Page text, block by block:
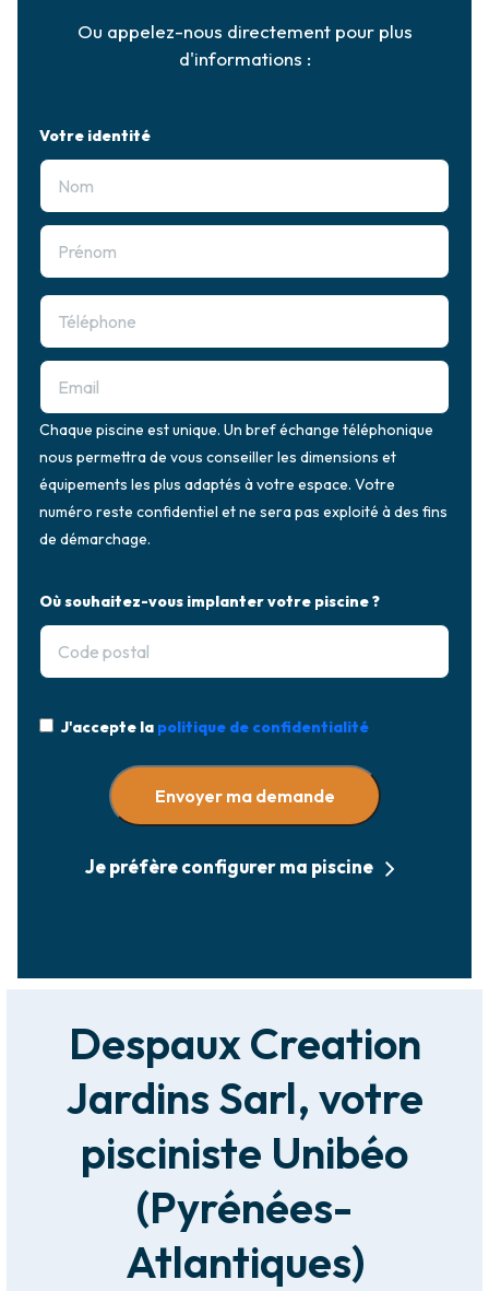
Ou appelez-nous directement pour plus
d'informations :
Votre identité
Chaque piscine est unique. Un bref échange téléphonique
nous permettra de vous conseiller les dimensions et
équipements les plus adaptés à votre espace. Votre
numéro reste confidentiel et ne sera pas exploité à des fins
de démarchage.
Où souhaitez-vous implanter votre piscine ?
J'accepte la politique de confidentialité
Envoyer ma demande
Je préfère configurer ma piscine
Despaux Creation
Jardins Sarl, votre
pisciniste Unibéo
(Pyrénées-
Atlantiques)